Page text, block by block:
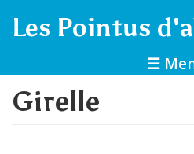
Les Pointus
☰
Girelle